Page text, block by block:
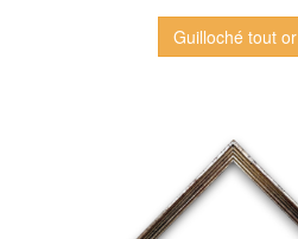
Guilloché tout or